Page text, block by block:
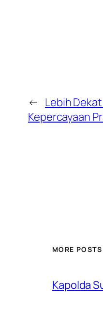
← Lebih
Kepercayaan
MORE POSTS
Kapolda